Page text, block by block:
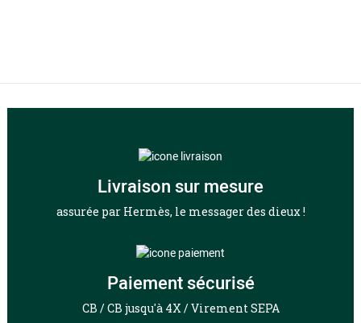
Livraison sur mesure
assurée par Hermès, le messager des dieux !
Paiement sécurisé
CB / CB jusqu'à 4X / Virement SEPA